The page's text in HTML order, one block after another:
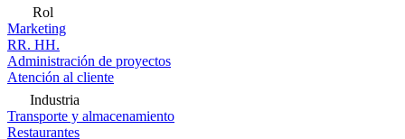
Rol
Marketing
RR. HH.
Administración de proyectos
Atención al cliente
Industria
Transporte y almacenamiento
Restaurantes